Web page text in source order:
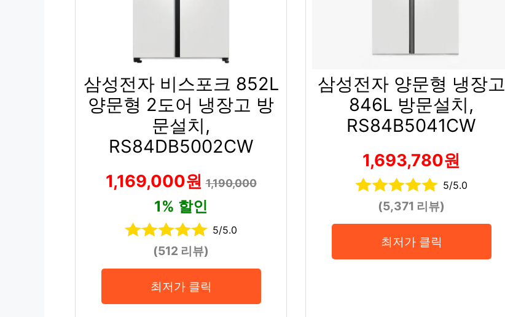
삼성전자 비스포크 852L
양문형 2도어 냉장고 방
문설치,
RS84DB5002CW
1,169,000원1,190,000
1% 할인
5/5.0
(512 리뷰)
최저가 클릭
삼성전자 양문형 냉장고
846L 방문설치,
RS84B5041CW
1,693,780원
5/5.0
(5,371 리뷰)
최저가 클릭